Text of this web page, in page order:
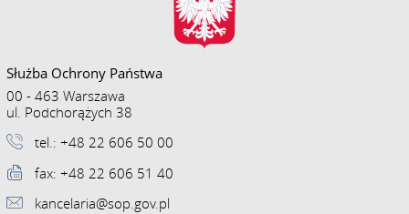
Służba Ochrony Państwa
00 - 463 Warszawa
ul. Podchorążych 38
tel.: +48 22 606 50 00
fax: +48 22 606 51 40
kancelaria@sop.gov.pl